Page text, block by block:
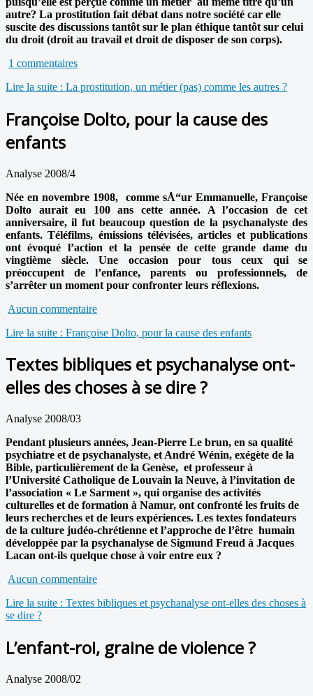
autre? La prostitution fait débat dans notre société car elle
suscite des discussions tantôt sur le plan éthique tantôt sur celui
du droit (droit au travail et droit de disposer de son corps).
1 commentaires
Lire la suite : La prostitution, un métier (pas) comme les autres ?
Françoise Dolto, pour la cause des
enfants
Analyse 2008/4
Née en novembre 1908, comme sÅ“ur Emmanuelle, Françoise
Dolto aurait eu 100 ans cette année. A l’occasion de cet
anniversaire, il fut beaucoup question de la psychanalyste des
enfants. Téléfilms, émissions télévisées, articles et publications
ont évoqué l’action et la pensée de cette grande dame du
vingtième siècle. Une occasion pour tous ceux qui se
préoccupent de l’enfance, parents ou professionnels, de
s’arrêter un moment pour confronter leurs réflexions.
Aucun commentaire
Lire la suite : Françoise Dolto, pour la cause des enfants
Textes bibliques et psychanalyse ont-
elles des choses à se dire ?
Analyse 2008/03
Pendant plusieurs années, Jean-Pierre Le brun, en sa qualité
psychiatre et de psychanalyste, et André Wénin, exégète de la
Bible, particulièrement de la Genèse, et professeur à
l’Université Catholique de Louvain la Neuve, à l’invitation de
l’association « Le Sarment », qui organise des activités
culturelles et de formation à Namur, ont confronté les fruits de
leurs recherches et de leurs expériences. Les textes fondateurs
de la culture judéo-chrétienne et l’approche de l’être humain
développée par la psychanalyse de Sigmund Freud à Jacques
Lacan ont-ils quelque chose à voir entre eux ?
Aucun commentaire
Lire la suite : Textes bibliques et psychanalyse ont-elles des choses à
se dire ?
L’enfant-roi, graine de violence ?
Analyse 2008/02